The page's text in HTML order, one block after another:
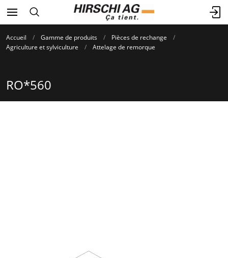
Accueil Gamme de produits
Pièces de rechange
Agriculture et sylviculture
Attelage de remorque
RO*560